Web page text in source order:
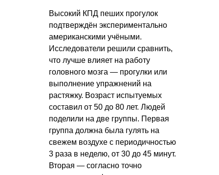
Высокий КПД пеших прогулок
подтверждён экспериментально
американскими учёными.
Исследователи решили сравнить,
что лучше влияет на работу
головного мозга — прогулки или
выполнение упражнений на
растяжку. Возраст испытуемых
составил от 50 до 80 лет. Людей
поделили на две группы. Первая
группа должна была гулять на
свежем воздухе с периодичностью
3 раза в неделю, от 30 до 45 минут.
Вторая — согласно точно